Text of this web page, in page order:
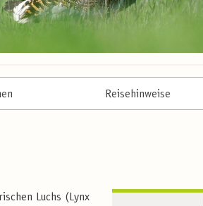
Reisehinweise
Luchs (Lynx